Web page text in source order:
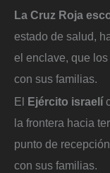
La Cruz Roja
estado de salud,
el enclave, que
con sus familias.
El Ejército israelí
la frontera hacia
punto de
con sus familias.